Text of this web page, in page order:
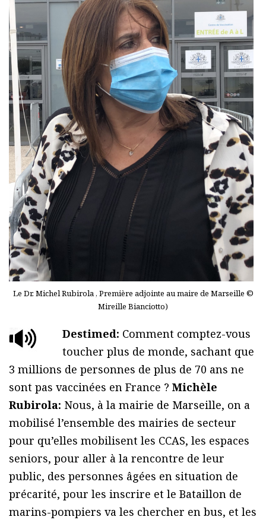
Le Dr. Michel Rubirola , Première adjointe au maire de Marseille ©
Mireille Bianciotto)
Destimed: Comment comptez-vous
toucher plus de monde, sachant que
3 millions de personnes de plus de 70 ans ne
sont pas vaccinées en France ? Michèle
Rubirola: Nous, à la mairie de Marseille, on a
mobilisé l’ensemble des mairies de secteur
pour qu’elles mobilisent les CCAS, les espaces
seniors, pour aller à la rencontre de leur
public, des personnes âgées en situation de
précarité, pour les inscrire et le Bataillon de
marins-pompiers va les chercher en bus, et les